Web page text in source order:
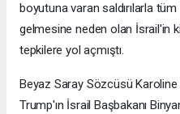
boyutuna varan saldırılarla
gelmesine neden olan İsrail'in
tepkilere yol açmıştı.
Beyaz Saray Sözcüsü Karoline
Trump'ın İsrail Başbakanı